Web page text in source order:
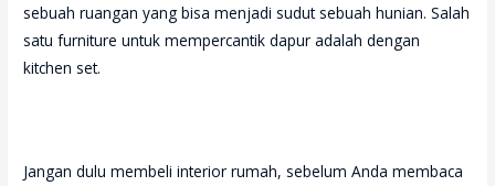
sebuah ruangan yang bisa menjadi sudut sebuah hunian. Salah
satu furniture untuk mempercantik dapur adalah dengan
kitchen set.
Jangan dulu membeli interior rumah, sebelum Anda membaca